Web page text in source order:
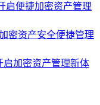
启便捷加密资产管理
密资产安全便捷管理
启加密资产管理新体